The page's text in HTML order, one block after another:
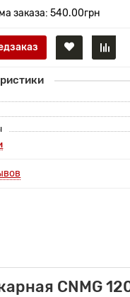
заказа: 540.00грн
CNMG